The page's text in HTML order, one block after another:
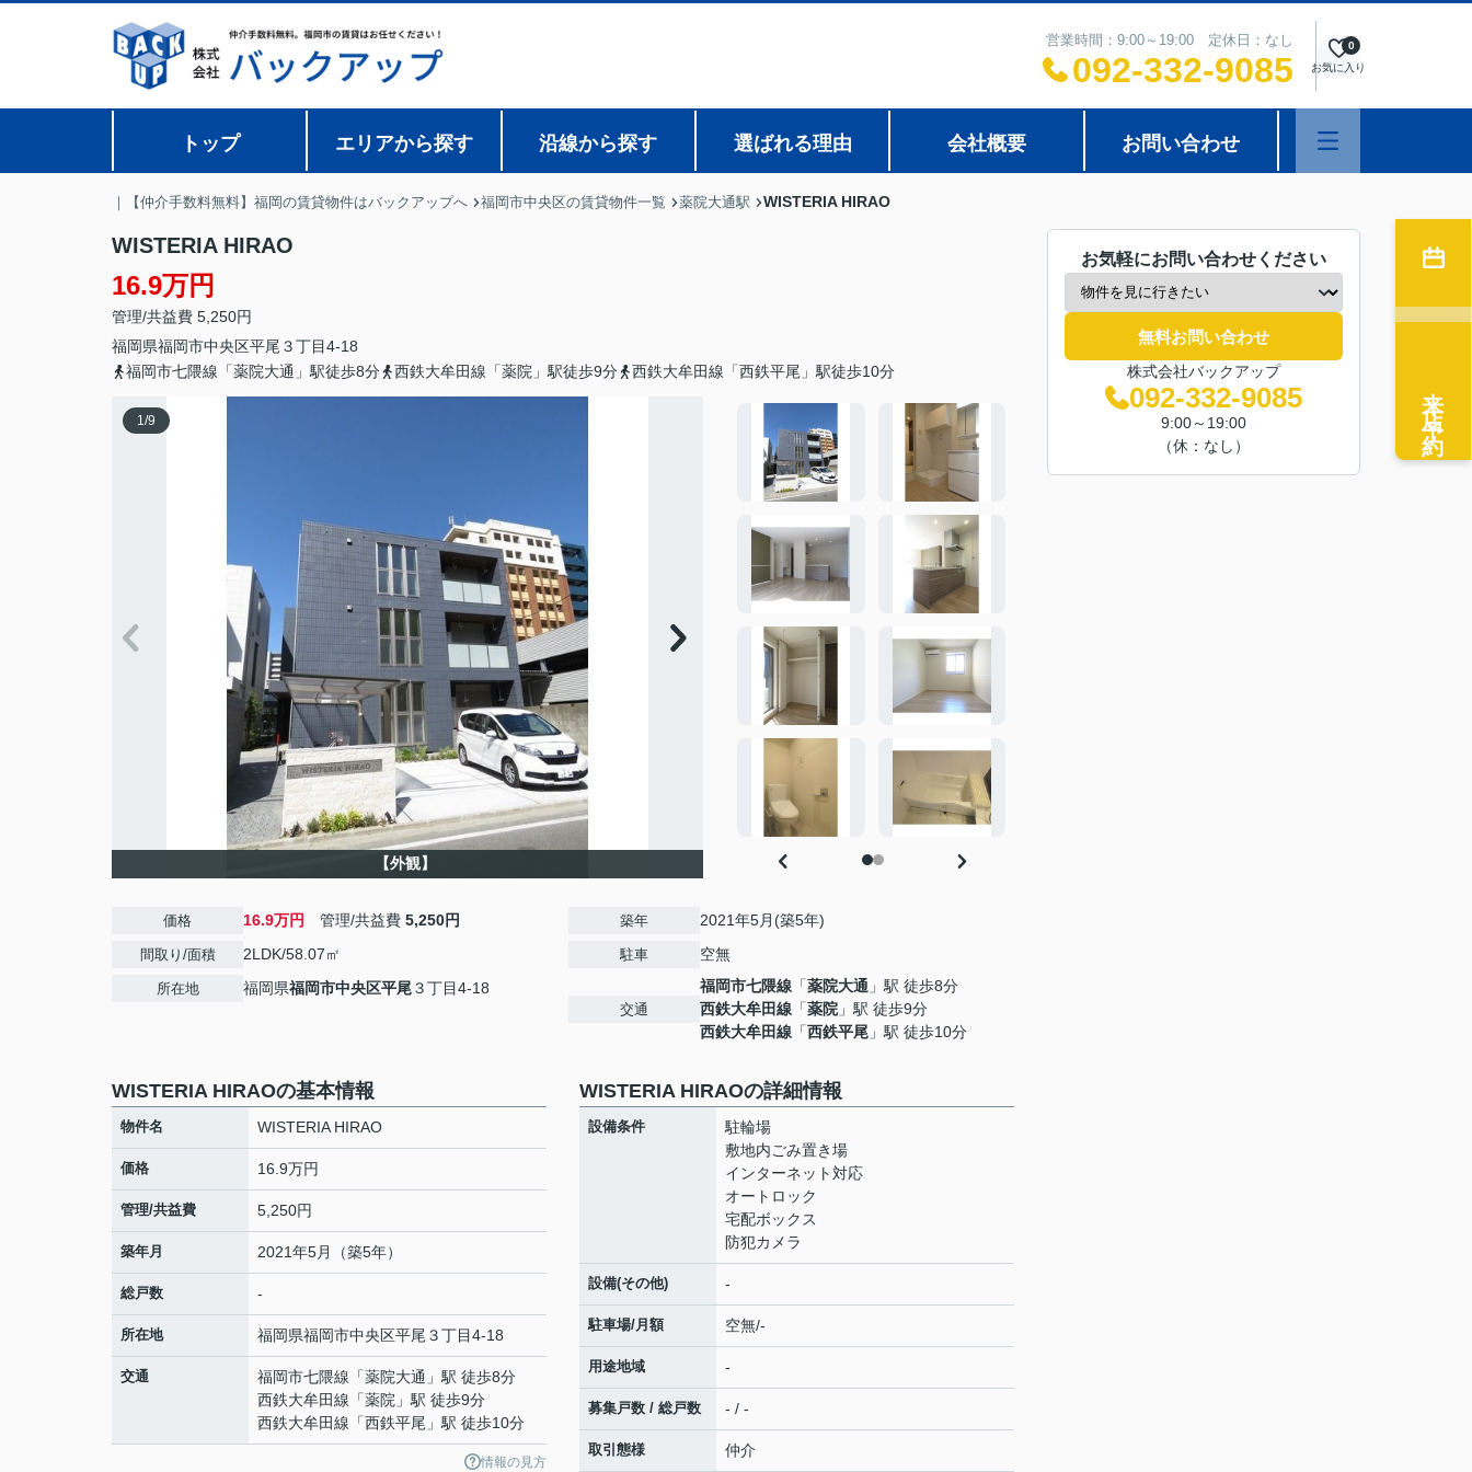
営業時間：9:00～19:00 定休日：なし
092-332-9085 お気に入り
0
トップ エリアから探す 沿線から探す 選ばれる理由 会社概要 お問い合わせ
｜【仲介手数料無料】福岡の賃貸物件はバックアップへ 福岡市中央区の賃貸物件一覧 薬院大通駅 WISTERIA HIRAO
WISTERIA HIRAO
16.9万円
管理/共益費 5,250円
福岡県福岡市中央区平尾 ３丁目4-18
福岡市七隈線「薬院大通」駅徒歩8分
西鉄大牟田線「薬院」駅徒歩9分 西鉄大牟田線「西鉄平尾」駅徒歩10分
1/9
【外観】
価格 16.9万円 管理/共益費 5,250円
間取り/面積 2LDK/58.07㎡
所在地 福岡県福岡市中央区平尾３丁目4-18
築年 2021年5月(築5年)
駐車 空無
交通
福岡市七隈線 「薬院大通 」駅 徒歩8分
西鉄大牟田線 「薬院 」駅 徒歩9分
西鉄大牟田線 「西鉄平尾 」駅 徒歩10分
WISTERIA HIRAOの基本情報
物件名 WISTERIA HIRAO
価格 16.9万円
管理/共益費 5,250円
築年月 2021年5月（築5年）
総戸数 -
所在地 福岡県福岡市中央区平尾 ３丁目4-18
交通 福岡市七隈線 「薬院大通 」駅 徒歩8分
西鉄大牟田線 「薬院 」駅 徒歩9分
西鉄大牟田線 「西鉄平尾 」駅 徒歩10分
情報の見方
WISTERIA HIRAOの詳細情報
設備条件
駐輪場
敷地内ごみ置き場
インターネット対応
オートロック
宅配ボックス
防犯カメラ
設備(その他) -
駐車場/月額 空無/-
用途地域 -
募集戸数 / 総戸数 - / -
取引態様 仲介
お気軽にお問い合わせください
無料お問い合わせ
株式会社バックアップ
092-332-9085
9:00～19:00
（休：なし）
来店予約